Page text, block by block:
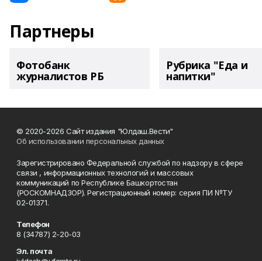
Партнеры
Фотобанк
журналистов РБ
Рубрика "Еда и
напитки"
© 2020-2026 Сайт издания "Юлдаш.Вести"
Об использовании персональных данных
Зарегистрировано Федеральной службой по надзору в сфере
связи , информационных технологий и массовых
коммуникаций по Республике Башкортостан
(РОСКОМНАДЗОР). Регистрационный номер: серия ПИ №ТУ
02-01371.
Телефон
8 (34787) 2-20-03
Эл. почта